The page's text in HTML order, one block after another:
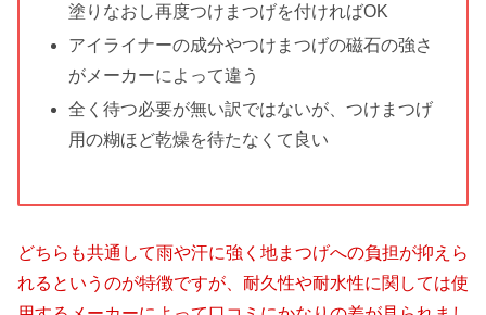
塗りなおし再度つけまつげを付ければOK
アイライナーの成分やつけまつげの磁石の強さ
がメーカーによって違う
全く待つ必要が無い訳ではないが、つけまつげ
用の糊ほど乾燥を待たなくて良い
どちらも共通して雨や汗に強く地まつげへの負担が抑えら
れるというのが特徴ですが、耐久性や耐水性に関しては使